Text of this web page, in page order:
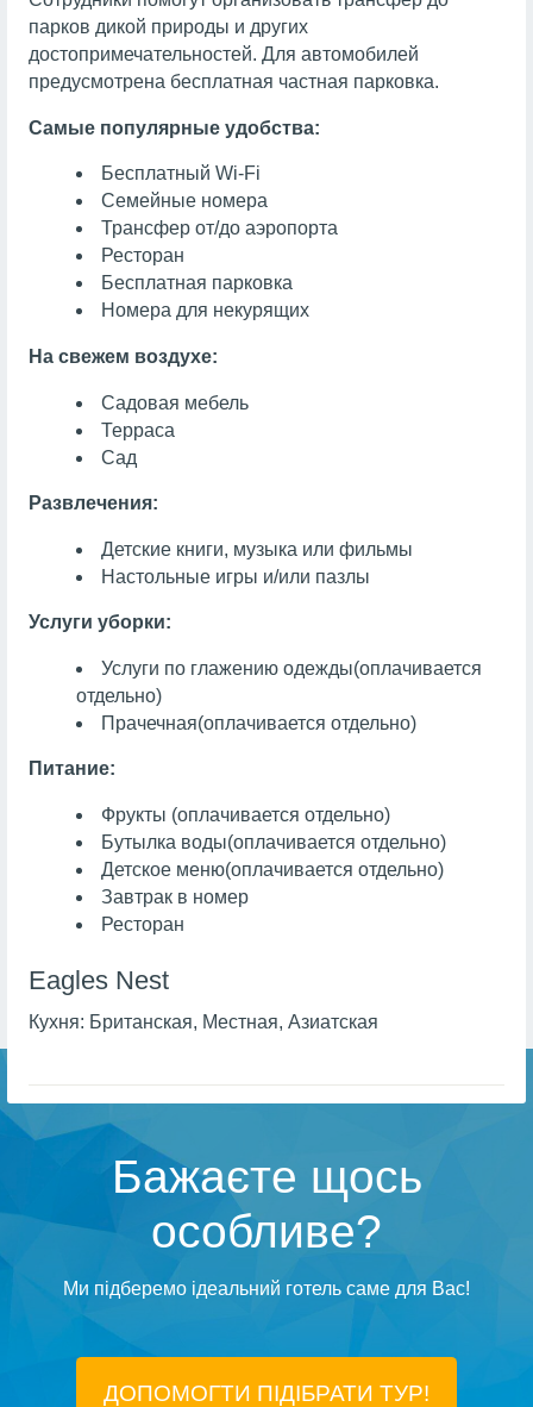
парков дикой природы и других
достопримечательностей. Для автомобилей
предусмотрена бесплатная частная парковка.
Самые популярные удобства:
Бесплатный Wi-Fi
Семейные номера
Трансфер от/до аэропорта
Ресторан
Бесплатная парковка
Номера для некурящих
На свежем воздухе:
Садовая мебель
Терраса
Сад
Развлечения:
Детские книги, музыка или фильмы
Настольные игры и/или пазлы
Услуги уборки:
Услуги по глажению одежды(оплачивается
отдельно)
Прачечная(оплачивается отдельно)
Питание:
Фрукты (оплачивается отдельно)
Бутылка воды(оплачивается отдельно)
Детское меню(оплачивается отдельно)
Завтрак в номер
Ресторан
Eagles Nest
Кухня: Британская, Местная, Азиатская
Бажаєте щось
особливе?
Ми підберемо ідеальний готель саме для Вас!
ДОПОМОГТИ ПІДIБРАТИ ТУР!